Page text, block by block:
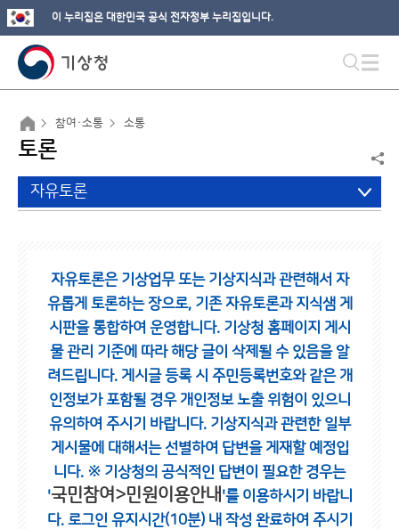
이 누리집은 대한민국 공식 전자정부 누리집입니다.
참여·소통 소통
토론
자유토론
자유토론은 기상업무 또는 기상지식과 관련해서 자
유롭게 토론하는 장으로, 기존 자유토론과 지식샘 게
시판을 통합하여 운영합니다. 기상청 홈페이지 게시
물 관리 기준에 따라 해당 글이 삭제될 수 있음을 알
려드립니다. 게시글 등록 시 주민등록번호와 같은 개
인정보가 포함될 경우 개인정보 노출 위험이 있으니
유의하여 주시기 바랍니다. 기상지식과 관련한 일부
게시물에 대해서는 선별하여 답변을 게재할 예정입
니다. ※ 기상청의 공식적인 답변이 필요한 경우는
'국민참여>민원이용안내 '를 이용하시기 바랍니
다. 로그인 유지시간(10분) 내 작성 완료하여 주시기